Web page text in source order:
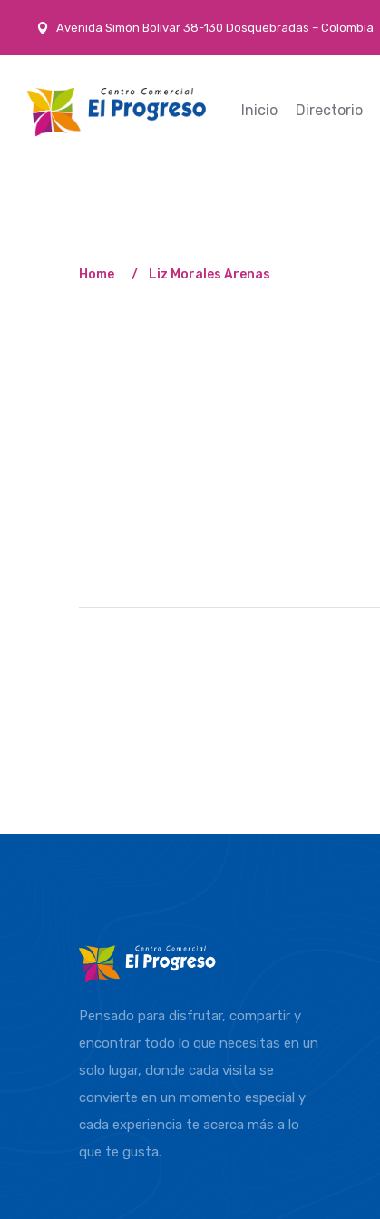
Avenida Simón Bolívar 38-130 Dosquebradas – Colombia
Inicio Directorio
Home Liz Morales Arenas
Pensado para disfrutar, compartir y
encontrar todo lo que necesitas en un
solo lugar, donde cada visita se
convierte en un momento especial y
cada experiencia te acerca más a lo
que te gusta.